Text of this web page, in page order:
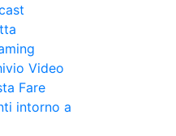
Video
Fare
intorno a